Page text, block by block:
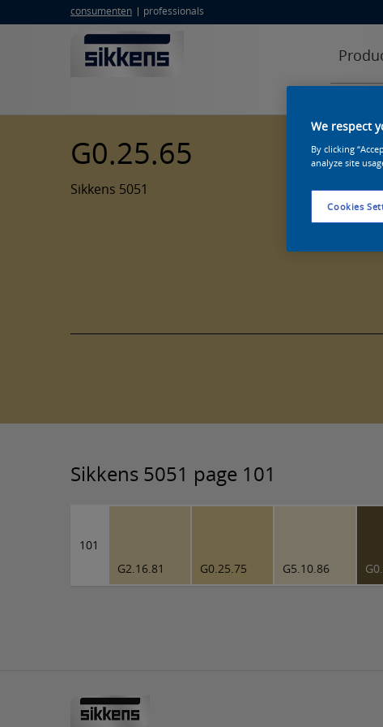
consumenten professionals
G0.25.65
Sikkens 5051
Sikkens 5051 page 101
101
G2.16.81
G0.25.75 G5.10.86
We respect
By clicking
analyze site
Cookies